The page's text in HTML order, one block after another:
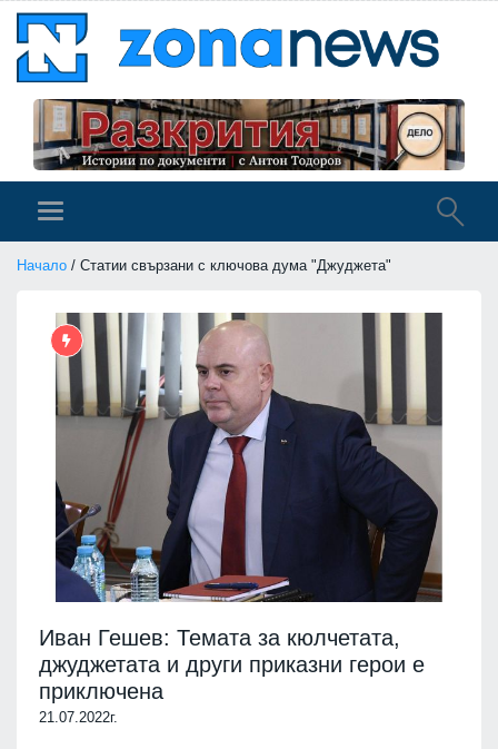
Начало / Статии свързани с ключова дума "Джуджета"
Иван Гешев: Темата за кюлчетата,
джуджетата и други приказни герои е
приключена
21.07.2022г.